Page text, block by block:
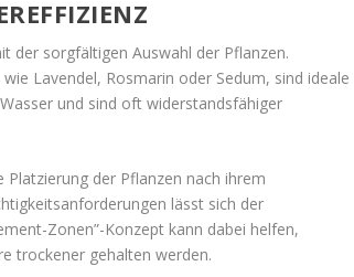
der sorgfältigen Auswahl der Pflanzen.
Lavendel, Rosmarin oder Sedum, sind ideale
und sind oft widerstandsfähiger
der Pflanzen nach ihrem
lässt sich der
Zonen”-Konzept kann dabei helfen,
trockener gehalten werden.